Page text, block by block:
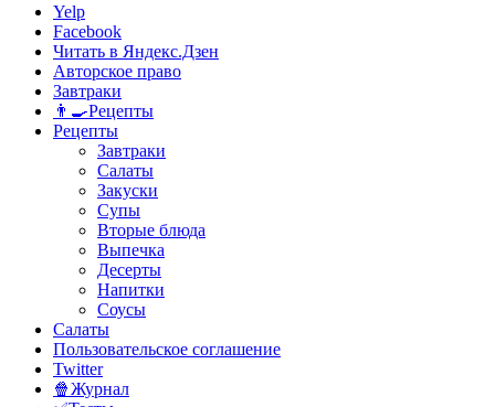
Yelp
Facebook
Читать в Яндекс.Дзен
Авторское право
Завтраки
👨‍🍳Рецепты
Рецепты
Завтраки
Салаты
Закуски
Супы
Вторые блюда
Выпечка
Десерты
Напитки
Соусы
Салаты
Пользовательское соглашение
Twitter
🍿Журнал